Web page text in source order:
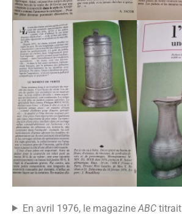
En avril 1976, le magazine ABCtitrait